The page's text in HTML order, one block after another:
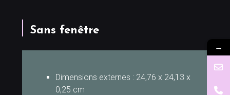
Sans fenêtre
Dimensions externes : 24,76 x 24,13 x
0,25 cm
→